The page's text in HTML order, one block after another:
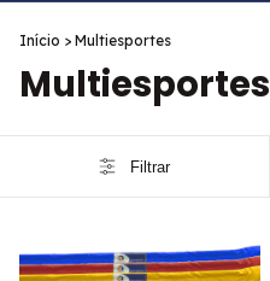
Início > Multiesportes
Multiesportes
Filtrar